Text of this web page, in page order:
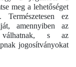
meg a lehetőséget
Természetesen ez
amennyiben az
válhatnak, s az
jogosítványokat